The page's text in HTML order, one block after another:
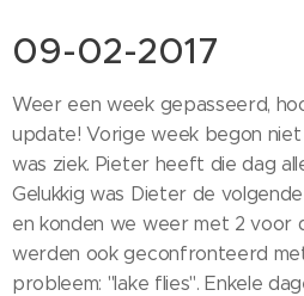
09-02-2017
Weer een week gepasseerd,
update! Vorige week begon
was ziek. Pieter heeft die dag
Gelukkig was Dieter de
en konden we weer met 2 voor
werden ook geconfronteerd
probleem: "lake flies". Enkele